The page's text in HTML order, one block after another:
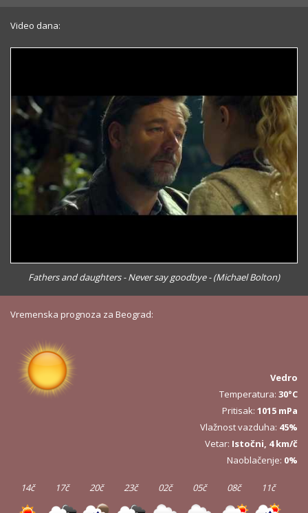
Video dana:
Fathers and daughters - Never say goodbye - (Michael Bolton)
Vremenska prognoza za Beograd:
Vedro
Temperatura: 30°C
Pritisak: 1015 mPa
Vlažnost vazduha: 45%
Vetar: Istočni, 4 km/č
Naoblačenje: 0%
14č 17č 20č 23č 02č 05č 08č 11č